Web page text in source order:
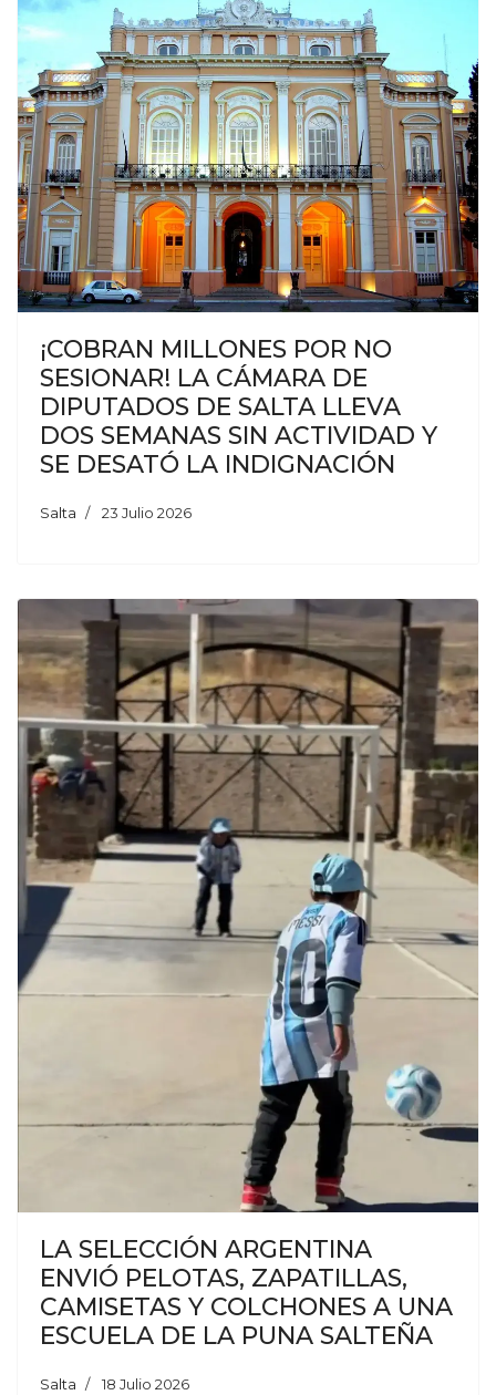
¡COBRAN MILLONES POR NO
SESIONAR! LA CÁMARA DE
DIPUTADOS DE SALTA LLEVA
DOS SEMANAS SIN ACTIVIDAD Y
SE DESATÓ LA INDIGNACIÓN
Salta 23 Julio 2026
LA SELECCIÓN ARGENTINA
ENVIÓ PELOTAS, ZAPATILLAS,
CAMISETAS Y COLCHONES A UNA
ESCUELA DE LA PUNA SALTEÑA
Salta 18 Julio 2026